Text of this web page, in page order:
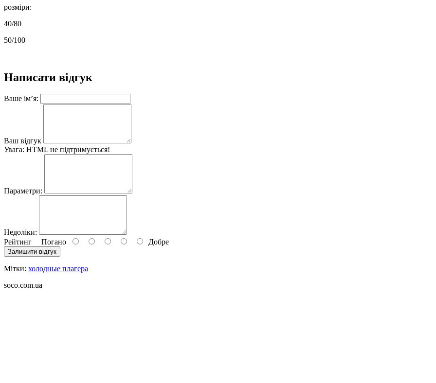
розміри:
40/80
50/100
Написати відгук
Ваше ім’я:
Ваш відгук
Увага: HTML не підтримується!
Параметри:
Недоліки:
Рейтинг Погано Добре
Залишити відгук
Мітки: холодные плагера
soco.com.ua